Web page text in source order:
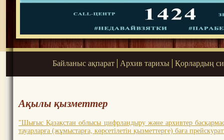
Байланыс ақпарат Архив тарихы Қорлардың
Ақылы қызметтер
"Шығыс Қазақстан облысы цифрландыру және архивтер
тауарларға (жұмыстарға, көрсетілетін қызметтерге) баға